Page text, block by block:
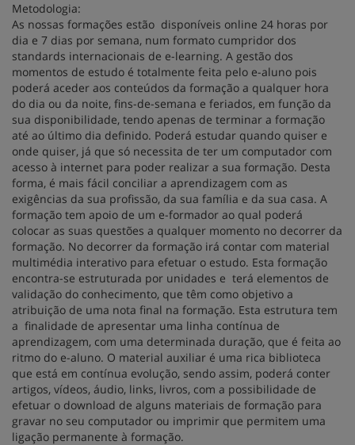
Metodologia:
As nossas formações estão disponíveis online 24 horas por
dia e 7 dias por semana, num formato cumpridor dos
standards internacionais de e-learning. A gestão dos
momentos de estudo é totalmente feita pelo e-aluno pois
poderá aceder aos conteúdos da formação a qualquer hora
do dia ou da noite, fins-de-semana e feriados, em função da
sua disponibilidade, tendo apenas de terminar a formação
até ao último dia definido. Poderá estudar quando quiser e
onde quiser, já que só necessita de ter um computador com
acesso à internet para poder realizar a sua formação. Desta
forma, é mais fácil conciliar a aprendizagem com as
exigências da sua profissão, da sua família e da sua casa. A
formação tem apoio de um e-formador ao qual poderá
colocar as suas questões a qualquer momento no decorrer da
formação. No decorrer da formação irá contar com material
multimédia interativo para efetuar o estudo. Esta formação
encontra-se estruturada por unidades e terá elementos de
validação do conhecimento, que têm como objetivo a
atribuição de uma nota final na formação. Esta estrutura tem
a finalidade de apresentar uma linha contínua de
aprendizagem, com uma determinada duração, que é feita ao
ritmo do e-aluno. O material auxiliar é uma rica biblioteca
que está em contínua evolução, sendo assim, poderá conter
artigos, vídeos, áudio, links, livros, com a possibilidade de
efetuar o download de alguns materiais de formação para
gravar no seu computador ou imprimir que permitem uma
ligação permanente à formação.